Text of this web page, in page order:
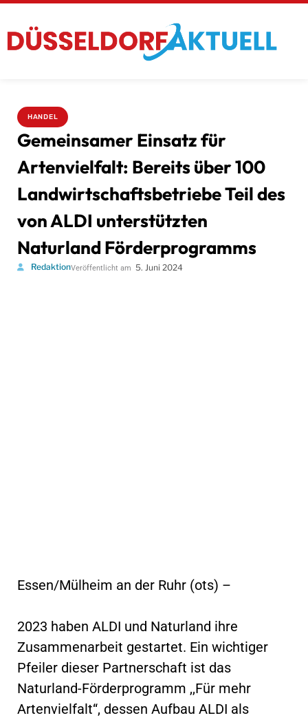
HANDEL
Gemeinsamer Einsatz für
Artenvielfalt: Bereits über 100
Landwirtschaftsbetriebe Teil des
von ALDI unterstützten
Naturland Förderprogramms
RedaktionVeröffentlicht am 5. Juni 2024
Essen/Mülheim an der Ruhr (ots) –
2023 haben ALDI und Naturland ihre
Zusammenarbeit gestartet. Ein wichtiger
Pfeiler dieser Partnerschaft ist das
Naturland-Förderprogramm ,,Für mehr
Artenvielfalt“, dessen Aufbau ALDI als